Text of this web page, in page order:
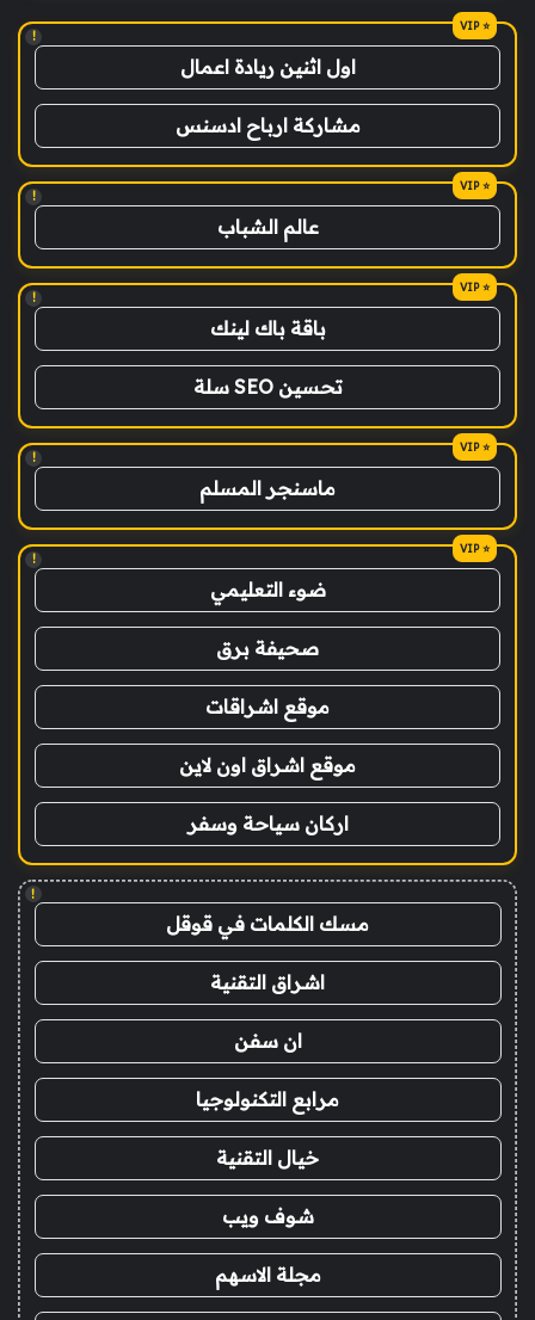
!
اول اثنين ريادة اعمال
مشاركة ارباح ادسنس
!
عالم الشباب
!
باقة باك لينك
تحسين SEO سلة
!
ماسنجر المسلم
!
ضوء التعليمي
صحيفة برق
موقع اشراقات
موقع اشراق اون لاين
اركان سياحة وسفر
!
مسك الكلمات في قوقل
اشراق التقنية
ان سفن
مرابع التكنولوجيا
خيال التقنية
شوف ويب
مجلة الاسهم